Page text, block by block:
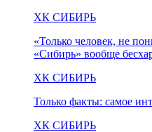
ХК СИБИРЬ
«Только человек, не
«Сибирь» вообще
ХК СИБИРЬ
Только факты: самое
ХК СИБИРЬ